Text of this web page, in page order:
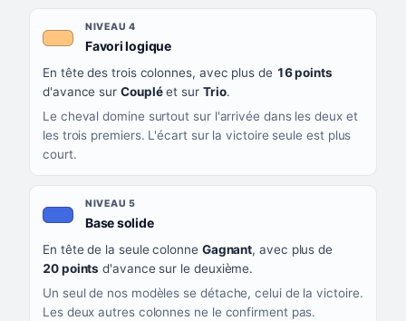
NIVEAU 4
Favori logique, couleur orange clair
En tête des trois colonnes, avec plus de 16 points
d'avance sur Coupléet sur Trio.
Le cheval domine surtout sur l'arrivée dans les deux et
les trois premiers. L'écart sur la victoire seule est plus
court.
NIVEAU 5
Base solide, couleur bleu roi
En tête de la seule colonne Gagnant, avec plus de
20 points d'avance sur le deuxième.
Un seul de nos modèles se détache, celui de la victoire.
Les deux autres colonnes ne le confirment pas.